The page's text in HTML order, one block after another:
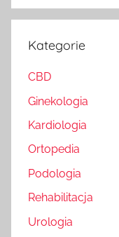
Kategorie
CBD
Ginekologia
Kardiologia
Ortopedia
Podologia
Rehabilitacja
Urologia